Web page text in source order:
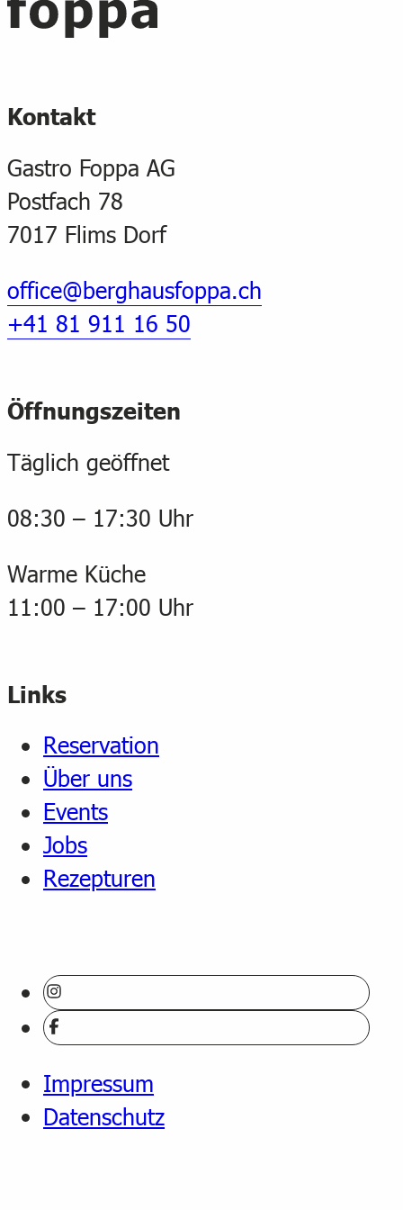
Kontakt
Gastro Foppa AG
Postfach 78
7017 Flims Dorf
office@berghausfoppa.ch
+41 81 911 16 50
Öffnungszeiten
Täglich geöffnet
08:30 – 17:30 Uhr
Warme Küche
11:00 – 17:00 Uhr
Links
Reservation
Über uns
Events
Jobs
Rezepturen
Impressum
Datenschutz